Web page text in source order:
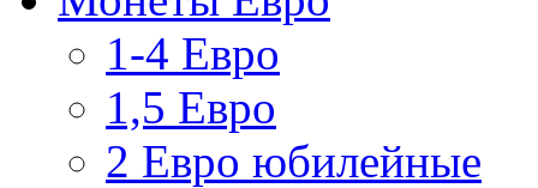
1-4 Евро
1,5 Евро
2 Евро юбилейные